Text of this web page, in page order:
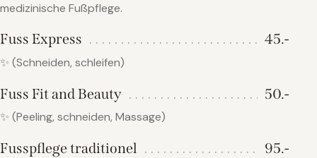
medizinische Fußpflege.
Fuss Express 45.-
✨ (Schneiden, schleifen)
Fuss Fit and Beauty 50.-
✨ (Peeling, schneiden, Massage)
Fusspflege traditionel 95.-